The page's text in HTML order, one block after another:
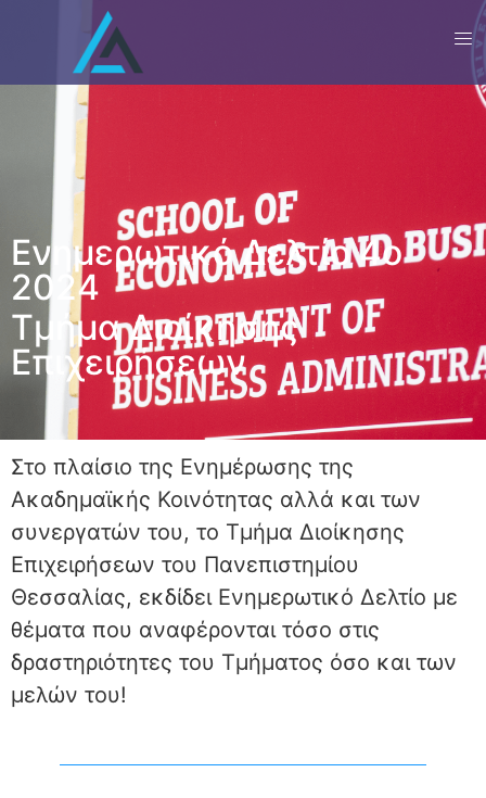
Ενημερωτικό Δελτίο 4ο
2024
Τμήμα Διοίκησης
Επιχειρήσεων
Στο πλαίσιο της Ενημέρωσης της
Ακαδημαϊκής Κοινότητας αλλά και των
συνεργατών του, το Τμήμα Διοίκησης
Επιχειρήσεων του Πανεπιστημίου
Θεσσαλίας, εκδίδει Ενημερωτικό Δελτίο με
θέματα που αναφέρονται τόσο στις
δραστηριότητες του Τμήματος όσο και των
μελών του!